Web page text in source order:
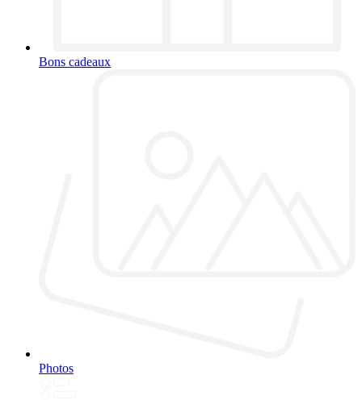
Bons cadeaux
Photos